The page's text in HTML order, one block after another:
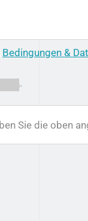
Bedingungen &
Sie die oben